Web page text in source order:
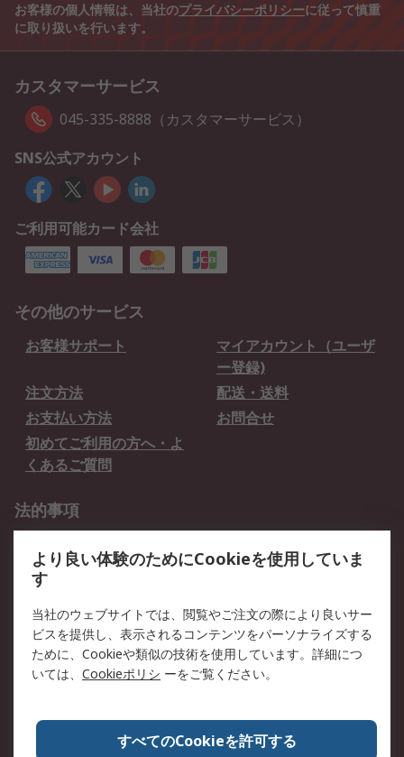
お客様の個人情報は、当社のプライバシーポリシーに従って慎重
に取り扱いを行います。
カスタマーサービス
045-335-8888（カスタマーサービス）
SNS公式アカウント
ご利用可能カード会社
その他のサービス
お客様サポート
マイアカウント（ユーザ
ー登録)
注文方法
配送・送料
お支払い方法
お問合せ
初めてご利用の方へ・よ
くあるご質問
法的事項
クッキーポリシー
RSについて
会社概要
採用情報
プレスリリース＆お知ら
コーポレートサイト
全世界のRS
RSの歴史
ESGへの取り組み（英語）
認証について
より良い体験のためにCookieを使用していま
す
当社のウェブサイトでは、閲覧やご注文の際により良いサー
ビスを提供し、表示されるコンテンツをパーソナライズする
ために、Cookieや類似の技術を使用しています。詳細につ
いては、 Cookieポリシ ーをご覧ください。
すべてのCookieを許可する